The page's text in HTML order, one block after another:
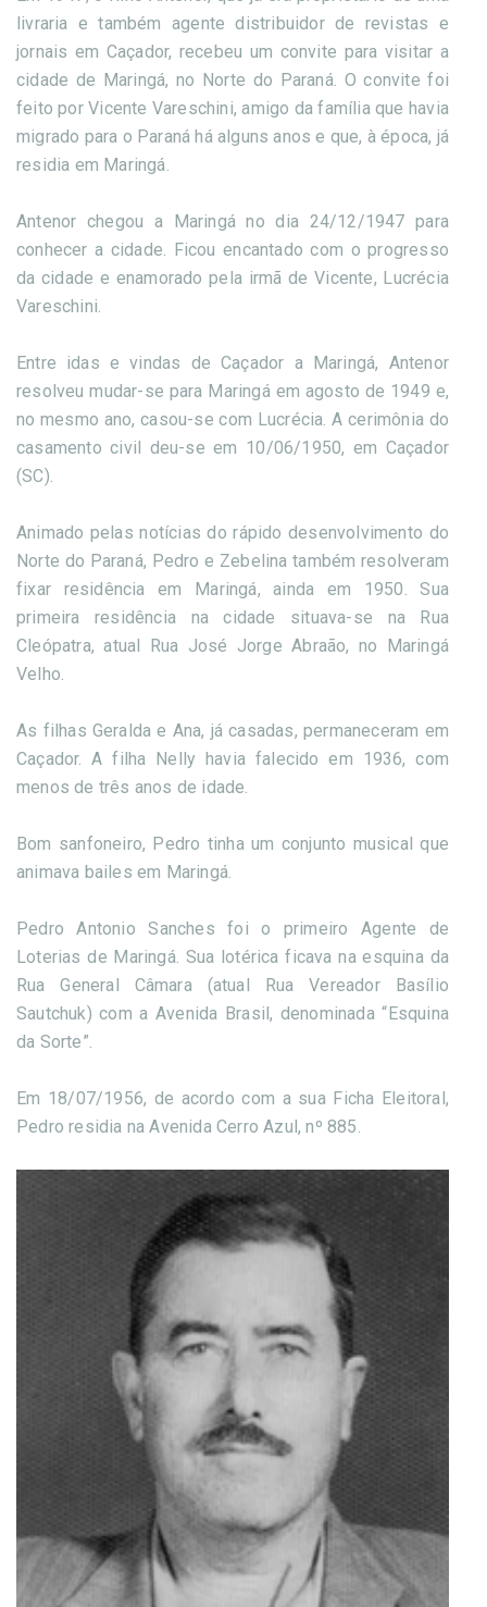
livraria e também agente distribuidor de revistas e
jornais em Caçador, recebeu um convite para visitar a
cidade de Maringá, no Norte do Paraná. O convite foi
feito por Vicente Vareschini, amigo da família que havia
migrado para o Paraná há alguns anos e que, à época, já
residia em Maringá.
Antenor chegou a Maringá no dia 24/12/1947 para
conhecer a cidade. Ficou encantado com o progresso
da cidade e enamorado pela irmã de Vicente, Lucrécia
Vareschini.
Entre idas e vindas de Caçador a Maringá, Antenor
resolveu mudar-se para Maringá em agosto de 1949 e,
no mesmo ano, casou-se com Lucrécia. A cerimônia do
casamento civil deu-se em 10/06/1950, em Caçador
(SC).
Animado pelas notícias do rápido desenvolvimento do
Norte do Paraná, Pedro e Zebelina também resolveram
fixar residência em Maringá, ainda em 1950. Sua
primeira residência na cidade situava-se na Rua
Cleópatra, atual Rua José Jorge Abraão, no Maringá
Velho.
As filhas Geralda e Ana, já casadas, permaneceram em
Caçador. A filha Nelly havia falecido em 1936, com
menos de três anos de idade.
Bom sanfoneiro, Pedro tinha um conjunto musical que
animava bailes em Maringá.
Pedro Antonio Sanches foi o primeiro Agente de
Loterias de Maringá. Sua lotérica ficava na esquina da
Rua General Câmara (atual Rua Vereador Basílio
Sautchuk) com a Avenida Brasil, denominada “Esquina
da Sorte”.
Em 18/07/1956, de acordo com a sua Ficha Eleitoral,
Pedro residia na Avenida Cerro Azul, nº 885.